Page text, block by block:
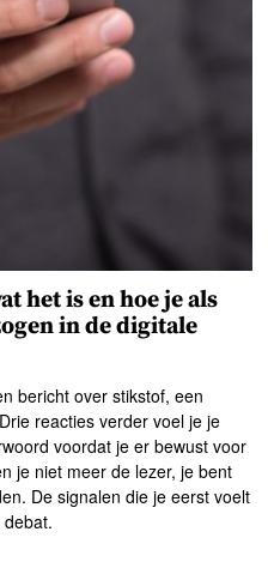
het is en hoe je als
in de digitale
bericht over stikstof, een
reacties verder voel je je
voordat je er bewust voor
je niet meer de lezer, je bent
De signalen die je eerst voelt